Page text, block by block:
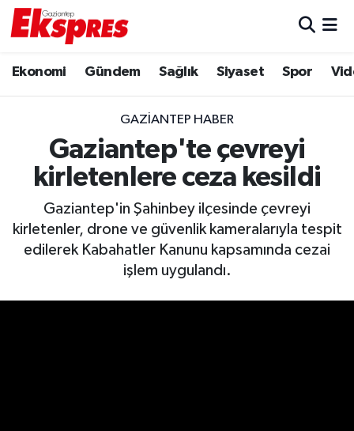
Ekonomi Gündem Sağlık Siyaset Spor
GAZIANTEP HABER
Gaziantep'te çevreyi
kirletenlere ceza kesildi
Gaziantep'in Şahinbey ilçesinde çevreyi
kirletenler, drone ve güvenlik kameralarıyla tespit
edilerek Kabahatler Kanunu kapsamında cezai
işlem uygulandı.
Ekonomi
Gaziantep son dakika
Genel
Gündem
Kültür Sanat
Trafik Durumu
Puan Durumu ve Fikstür
Tüm Manşetler
Son Dakika Haberleri